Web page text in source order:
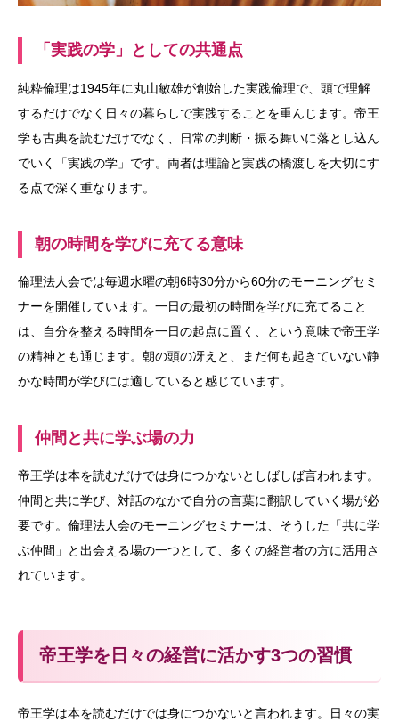
「実践の学」としての共通点
純粋倫理は1945年に丸山敏雄が創始した実践倫理で、頭で理解
するだけでなく日々の暮らしで実践することを重んじます。帝王
学も古典を読むだけでなく、日常の判断・振る舞いに落とし込ん
でいく「実践の学」です。両者は理論と実践の橋渡しを大切にす
る点で深く重なります。
朝の時間を学びに充てる意味
倫理法人会では毎週水曜の朝6時30分から60分のモーニングセミ
ナーを開催しています。一日の最初の時間を学びに充てること
は、自分を整える時間を一日の起点に置く、という意味で帝王学
の精神とも通じます。朝の頭の冴えと、まだ何も起きていない静
かな時間が学びには適していると感じています。
仲間と共に学ぶ場の力
帝王学は本を読むだけでは身につかないとしばしば言われます。
仲間と共に学び、対話のなかで自分の言葉に翻訳していく場が必
要です。倫理法人会のモーニングセミナーは、そうした「共に学
ぶ仲間」と出会える場の一つとして、多くの経営者の方に活用さ
れています。
帝王学を日々の経営に活かす3つの習慣
帝王学は本を読むだけでは身につかないと言われます。日々の実